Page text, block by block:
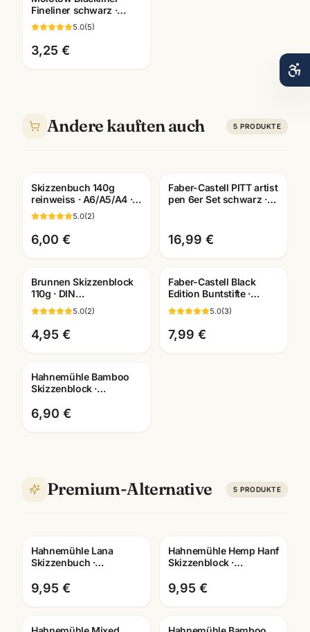
Fineliner schwarz ·
pigmentiert +
dokumentenecht ·
Künstlerbedarf
5.0(5)
3,25 €
Andere kauften auch 5 PRODUKTE
Skizzenbuch 140g
reinweiss · A6/A5/A4 ·
Zeichenpapier für
Studien unterwegs
5.0(2)
6,00 €
Faber-Castell PITT artist
pen 6er Set schwarz ·
16,99 €
Brunnen Skizzenblock
110g · DIN
A2/A3/A4/A5/A6
wählbar ·
Künstlerbedarf
Mannheim
5.0(2)
4,95 €
Faber-Castell Black
Edition Buntstifte ·
12/24/36er Set ·
Künstlerbedarf
Mannheim
5.0(3)
7,99 €
Hahnemühle Bamboo
Skizzenblock ·
Künstlerbedarf
Mannheim
6,90 €
Premium-Alternative 5 PRODUKTE
Hahnemühle Lana
Skizzenbuch ·
Zeichenbuch für
Künstler
9,95 €
Hahnemühle Hemp Hanf
Skizzenblock ·
Kuenstlerpapier
Mannheim
9,95 €